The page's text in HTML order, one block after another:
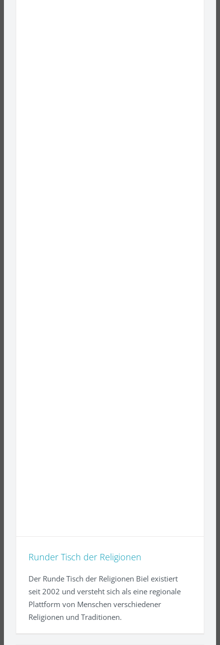
Runder Tisch der Religionen
Der Runde Tisch der Religionen Biel existiert
seit 2002 und versteht sich als eine regionale
Plattform von Menschen verschiedener
Religionen und Traditionen.